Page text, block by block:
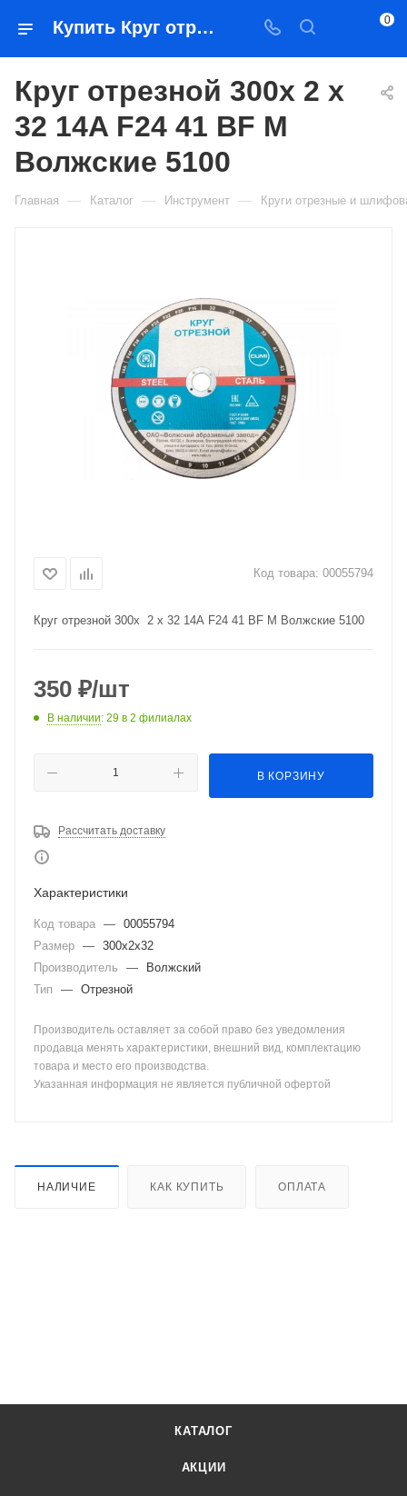
Купить Круг отрезной 300x 2 x 32 14A F24 41 BF M Волжские 5100 в Якутске — цена, характеристики, подбор | Востоктехторг 0
Круг отрезной 300x 2 x
32 14A F24 41 BF M
Волжские 5100
Главная — Каталог — Инструмент — Круги отрезные и
Код товара: 00055794
Круг отрезной 300x 2 x 32 14A F24 41 BF M Волжские 5100
350 ₽/шт
В наличии: 29 в 2 филиалах
В КОРЗИНУ
Рассчитать доставку
Характеристики
Код товара — 00055794
Размер — 300х2х32
Производитель
—
Волжский
Тип
— Отрезной
Производитель оставляет за собой право без уведомления
продавца менять характеристики, внешний вид, комплектацию
товара и место его производства.
Указанная информация не является публичной офертой
НАЛИЧИЕ КАК КУПИТЬ ОПЛАТА
КАТАЛОГ
АКЦИИ